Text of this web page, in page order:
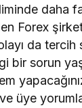
daha
Forex
da tercih
bir sorun
üye